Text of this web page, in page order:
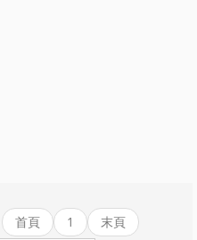
首頁 1 末頁